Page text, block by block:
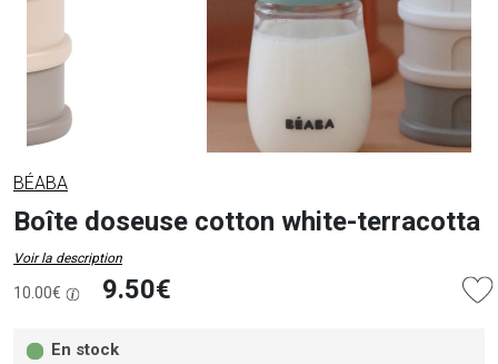
BÉABA
Boîte doseuse cotton white-terracotta
Voir la description
10.00€ 9.50€
En stock